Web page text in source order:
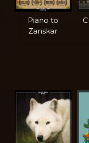
Piano to
Zanskar